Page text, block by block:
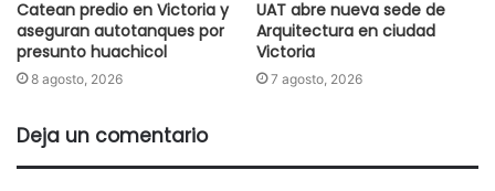
Catean predio en Victoria y
aseguran autotanques por
presunto huachicol
8 agosto, 2026
UAT abre nueva sede de
Arquitectura en ciudad
Victoria
7 agosto, 2026
Deja un comentario